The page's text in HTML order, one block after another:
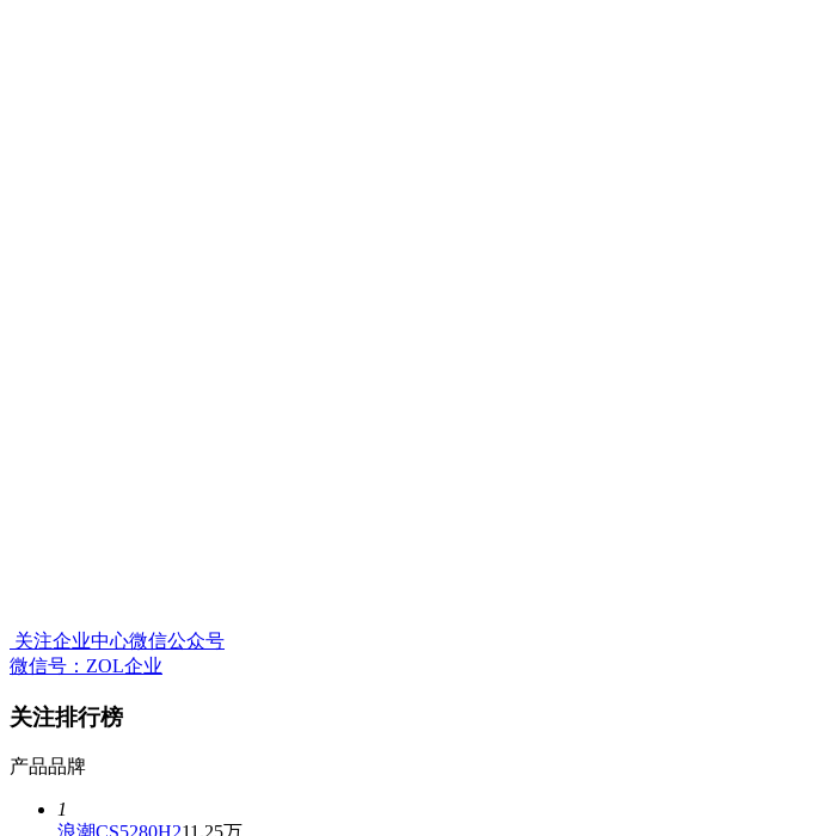
关注企业中心微信公众号
微信号：ZOL企业
关注排行榜
产品品牌
1